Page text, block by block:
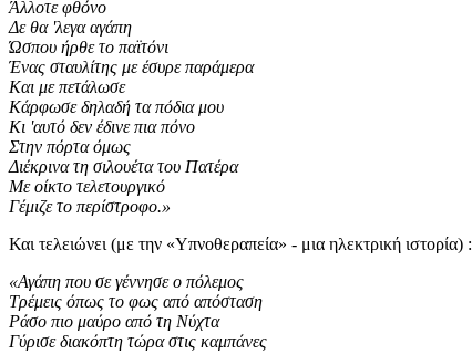
Άλλοτε φθόνο
Δε θα 'λεγα αγάπη
Ώσπου ήρθε το παϊτόνι
Ένας σταυλίτης με έσυρε παράμερα
Και με πετάλωσε
Κάρφωσε δηλαδή τα πόδια μου
Κι 'αυτό δεν έδινε πια πόνο
Στην πόρτα όμως
Διέκρινα τη σιλουέτα του Πατέρα
Με οίκτο τελετουργικό
Γέμιζε το περίστροφο.»
Και τελειώνει (με την «Υπνοθεραπεία» - μια ηλεκτρική ιστορία) :
«Αγάπη που σε γέννησε ο πόλεμος
Τρέμεις όπως το φως από απόσταση
Ράσο πιο μαύρο από τη Νύχτα
Γύρισε διακόπτη τώρα στις καμπάνες